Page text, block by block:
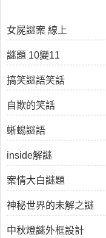
女屍謎案 線上
謎題 10變11
搞笑謎語笑話
自欺的笑話
蜥蜴謎語
inside解謎
案情大白謎題
神秘世界的未解之謎
中秋燈謎外框設計